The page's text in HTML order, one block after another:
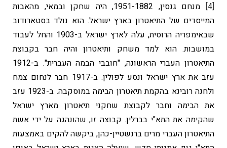
[4]
מנחם גנסין, 1951-1882, היה שחקן ובמאי, מהאבות
המייסדים של התיאטרון בארץ ישראל. הוא נולד בסטארודוב
שבאימפריה הרוסית, עלה לארץ ישראל ב-1903 והחל לעבוד
במושבות. הוא למד משחק ותיאטרון והיה חבר בקבוצת
התיאטרון העברי הראשונה, "חובבי הבמה העברית". ב-1912
עזב את ארץ ישראל ונסע לפולין. ב-1917 חבר לנחום צמח
ולחנה רובינא בהקמת תיאטרון הבימה במוסקבה. ב-1923 עזב
את הבימה וחבר לקבוצת שחקני תיאטרון מארץ ישראל
שהקימה את התא"י בברלין. קבוצה זו, שהונהגה על ידי אשת
התיאטרון העברי מרים ברנשטיין-כהן, ביקשה להקים באמצעות